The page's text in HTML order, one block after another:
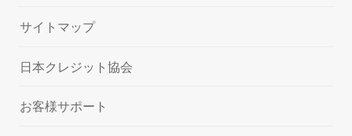
サイトマップ
日本クレジット協会
お客様サポート